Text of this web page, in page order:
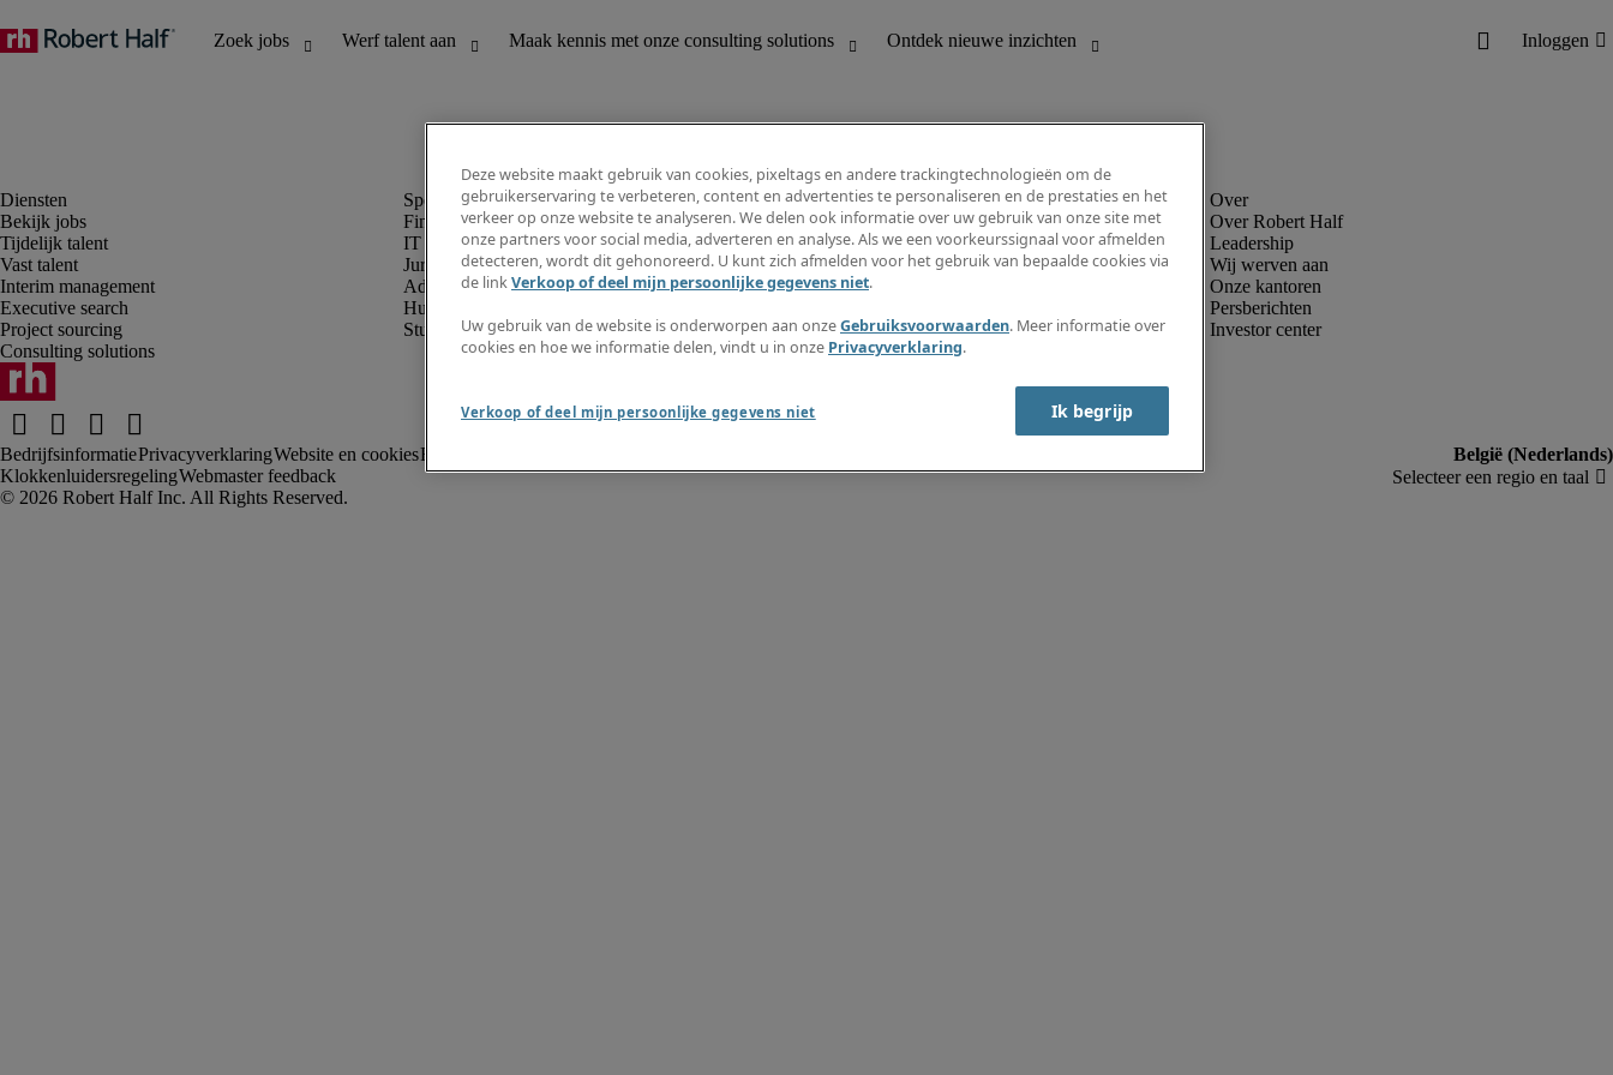
Bekijk jobs
Tijdelijk talent
Vast talent
Interim management
Executive search
Project sourcing
Consulting solutions
Finance en boekhouding
IT en digital
Juridisch
Administratie en office support
Human resources
Student
Ontdek nieuwe inzichten
Jobomschrijvingen
Salarisgids
Timesheets
Maak een jobalert aan
Informatiecentrum
Over Robert Half
Leadership
Wij werven aan
Onze kantoren
Persberichten
Investor center
BedrijfsinformatiePrivacyverklaringWebsite en cookiesRekruteringsvoorwaarden
KlokkenluidersregelingWebmaster feedback
Deze website maakt gebruik van cookies, pixeltags en andere trackingtechnologieën om de
gebruikerservaring te verbeteren, content en advertenties te personaliseren en de prestaties en het
verkeer op onze website te analyseren. We delen ook informatie over uw gebruik van onze site met
onze partners voor social media, adverteren en analyse. Als we een voorkeurssignaal voor afmelden
detecteren, wordt dit gehonoreerd. U kunt zich afmelden voor het gebruik van bepaalde cookies via
de linkVerkoop of deel mijn persoonlijke gegevens niet.
Uw gebruik van de website is onderworpen aan onzeGebruiksvoorwaarden. Meer informatie over
cookies en hoe we informatie delen, vindt u in onze Privacyverklaring.
Verkoop of deel mijn persoonlijke gegevens niet Ik begrijp